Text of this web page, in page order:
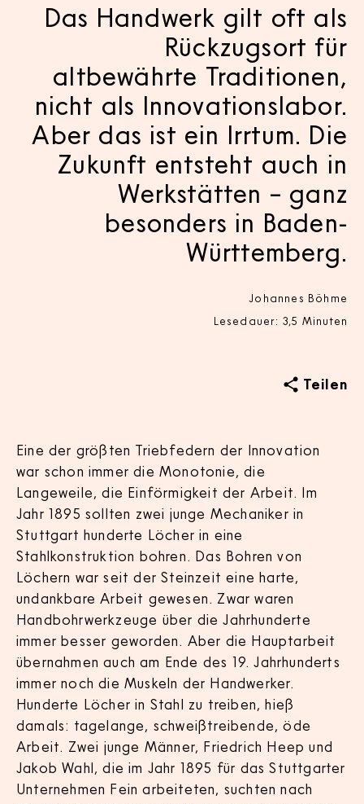
Das Handwerk gilt oft als
Rückzugsort für
altbewährte Traditionen,
nicht als Innovationslabor.
Aber das ist ein Irrtum. Die
Zukunft entsteht auch in
Werkstätten – ganz
besonders in Baden-
Württemberg.
Johannes Böhme
Lesedauer: 3,5 Minuten
Teilen
Eine der größten Triebfedern der Innovation
war schon immer die Monotonie, die
Langeweile, die Einförmigkeit der Arbeit. Im
Jahr 1895 sollten zwei junge Mechaniker in
Stuttgart hunderte Löcher in eine
Stahlkonstruktion bohren. Das Bohren von
Löchern war seit der Steinzeit eine harte,
undankbare Arbeit gewesen. Zwar waren
Handbohrwerkzeuge über die Jahrhunderte
immer besser geworden. Aber die Hauptarbeit
übernahmen auch am Ende des 19. Jahrhunderts
immer noch die Muskeln der Handwerker.
Hunderte Löcher in Stahl zu treiben, hieß
damals: tagelange, schweißtreibende, öde
Arbeit. Zwei junge Männer, Friedrich Heep und
Jakob Wahl, die im Jahr 1895 für das Stuttgarter
Unternehmen Fein arbeiteten, suchten nach